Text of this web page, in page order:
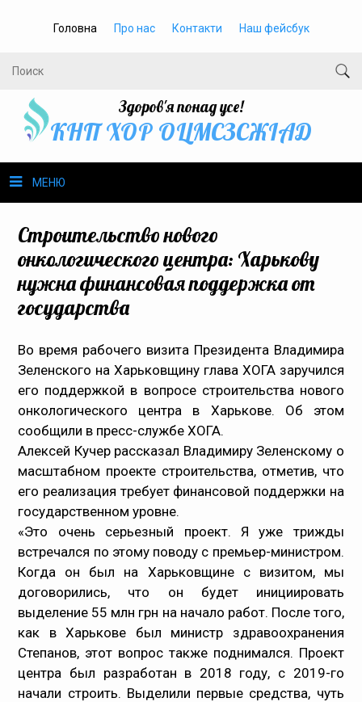
Головна Про нас Контакти Наш фейсбук
Здоров'я понад усе!
КНП ХОР ОЦМСЗСЖIАД
МЕНЮ
Громадське здоров’я
Безбар’єрність
Громадянам
Медпрацівникам
Статистика
Документи
Строительство нового
онкологического центра: Харькову
нужна финансовая поддержка от
государства
Во время рабочего визита Президента Владимира
Зеленского на Харьковщину глава ХОГА заручился
его поддержкой в вопросе строительства нового
онкологического центра в Харькове. Об этом
сообщили в пресс-службе ХОГА.
Алексей Кучер рассказал Владимиру Зеленскому о
масштабном проекте строительства, отметив, что
его реализация требует финансовой поддержки на
государственном уровне.
«Это очень серьезный проект. Я уже трижды
встречался по этому поводу с премьер-министром.
Когда он был на Харьковщине с визитом, мы
договорились, что он будет инициировать
выделение 55 млн грн на начало работ. После того,
как в Харькове был министр здравоохранения
Степанов, этот вопрос также поднимался. Проект
центра был разработан в 2018 году, с 2019-го
начали строить. Выделили первые средства, чуть